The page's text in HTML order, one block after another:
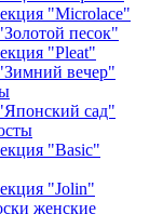
"Microlace"
песок"
"Pleat"
вечер"
сад"
"Basic"
"Jolin"
женские